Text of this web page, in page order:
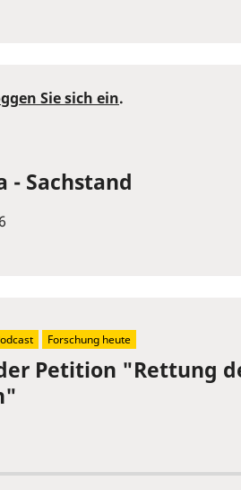
- Sachstand
Sie sich ein.
Petition "Rettung
Forschung heute